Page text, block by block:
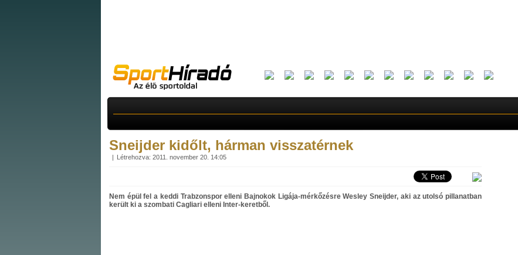
Sneijder kidőlt, hárman visszatérnek
Létrehozva: 2011. november 20. 14:05
Nem épül fel a keddi Trabzonspor elleni Bajnokok Ligája-mérkőzésre Wesley Sneijder, aki az utolsó pillanatban
került ki a szombati Cagliari elleni Inter-keretből.